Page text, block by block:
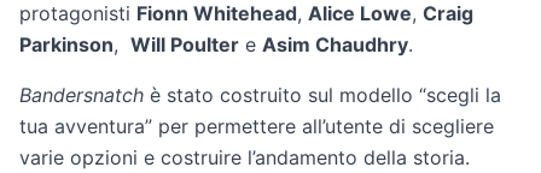
protagonisti Fionn Whitehead, Alice Lowe, Craig
Parkinson, Will Poulter e Asim Chaudhry.
Bandersnatch è stato costruito sul modello “scegli la
tua avventura” per permettere all’utente di scegliere
varie opzioni e costruire l’andamento della storia.